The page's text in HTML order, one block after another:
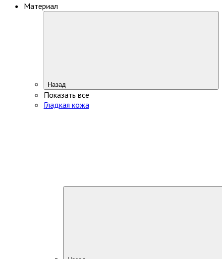
Материал
Назад
Показать все
Гладкая кожа